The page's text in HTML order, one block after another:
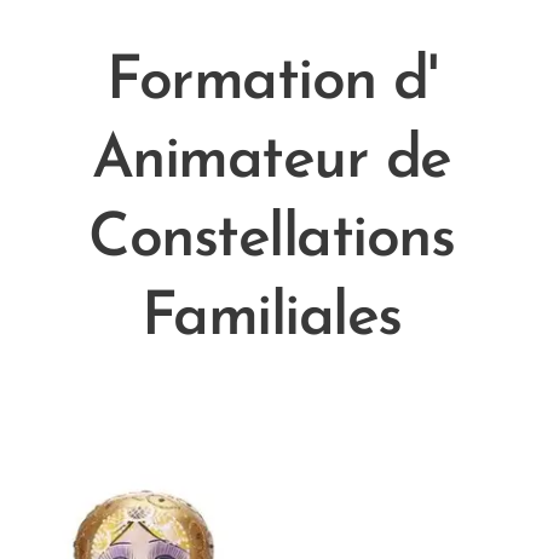
Formation d'
Animateur de
Constellations
Familiales